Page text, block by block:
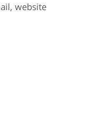
website